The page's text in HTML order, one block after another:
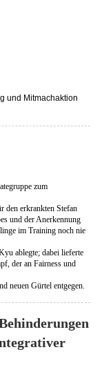
und Mitmachaktion
zum
den erkrankten Stefan
und der Anerkennung
im Training noch nie
ablegte; dabei lieferte
der an Fairness und
neuen Gürtel entgegen.